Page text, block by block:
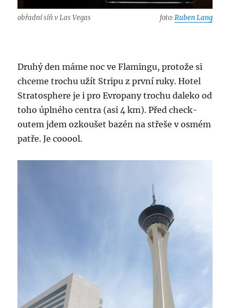
obřadní síň v Las Vegas foto:Ruben Lang
Druhý den máme noc ve Flamingu, protože si
chceme trochu užít Stripu z první ruky. Hotel
Stratosphere je i pro Evropany trochu daleko od
toho úplného centra (asi 4 km). Před check-
outem jdem ozkoušet bazén na střeše v osmém
patře. Je cooool.